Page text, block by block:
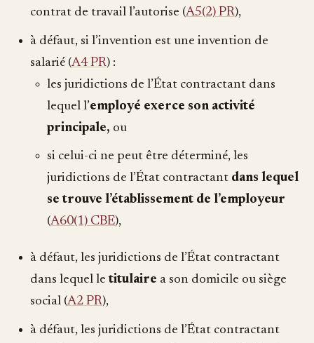
contrat de travail l’autorise (A5(2) PR),
à défaut, si l’invention est une invention de
salarié (A4 PR) :
les juridictions de l’État contractant dans
lequel l’employé exerce son activité
principale, ou
si celui-ci ne peut être déterminé, les
juridictions de l’État contractant dans lequel
se trouve l’établissement de l’employeur
(A60(1) CBE),
à défaut, les juridictions de l’État contractant
dans lequel letitulaire a son domicile ou siège
social (A2 PR),
à défaut, les juridictions de l’État contractant